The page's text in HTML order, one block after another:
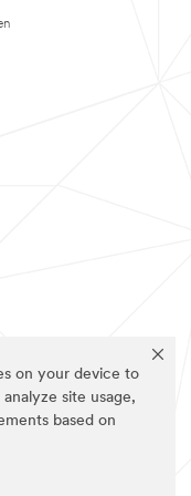
on your device to
site usage,
based on